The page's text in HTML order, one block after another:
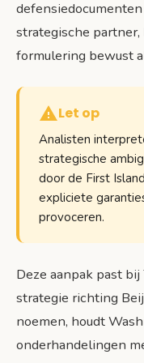
strategische
formulering bewust
Let op
Analisten
strategische
door de First
expliciete
provoceren.
Deze aanpak past
strategie richting
noemen, houdt
onderhandelingen